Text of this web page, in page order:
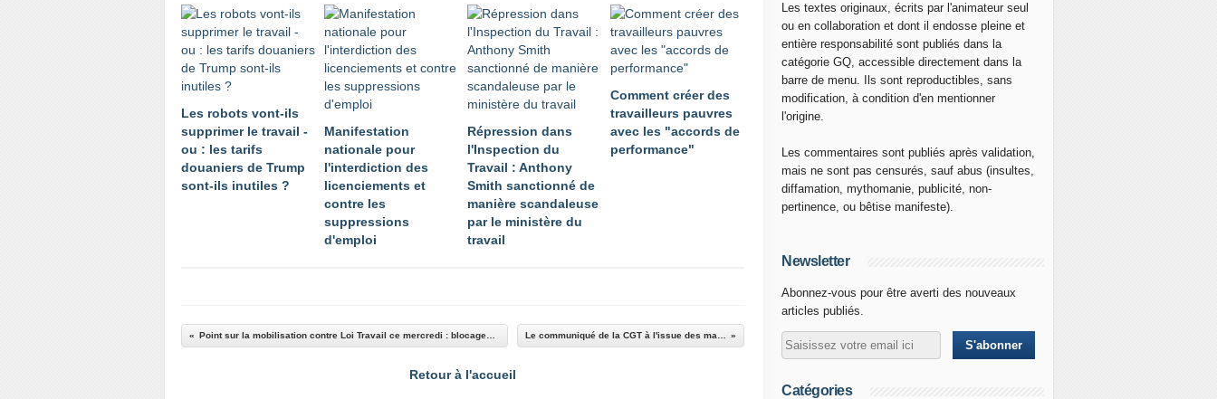
Les robots vont-ils
supprimer le travail -
ou : les tarifs
douaniers de Trump
sont-ils inutiles ?
Manifestation
nationale pour
l'interdiction des
licenciements et
contre les
suppressions
d'emploi
Répression dans
l'Inspection du
Travail : Anthony
Smith sanctionné de
manière scandaleuse
par le ministère du
travail
Comment créer des
travailleurs pauvres
avec les "accords de
performance"
Retour à l'accueil
Les textes originaux, écrits par l'animateur seul
ou en collaboration et dont il endosse pleine et
entière responsabilité sont publiés dans la
catégorie GQ, accessible directement dans la
barre de menu. Ils sont reproductibles, sans
modification, à condition d'en mentionner
l'origine.
Les commentaires sont publiés après validation,
mais ne sont pas censurés, sauf abus (insultes,
diffamation, mythomanie, publicité, non-
pertinence, ou bêtise manifeste).
Newsletter
Abonnez-vous pour être averti des nouveaux
articles publiés.
Catégories